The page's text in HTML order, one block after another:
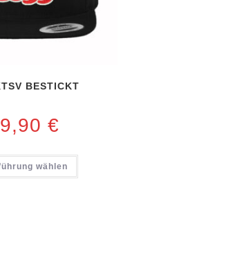
BESTICKT
€
wählen